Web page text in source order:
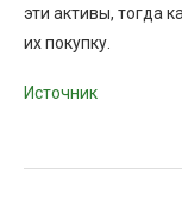
эти активы, тогда
их покупку.
Источник